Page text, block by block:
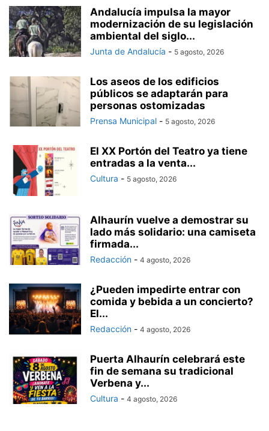
Andalucía impulsa la mayor
modernización de su legislación
ambiental del siglo...
Junta de Andalucía - 5 agosto, 2026
Los aseos de los edificios
públicos se adaptarán para
personas ostomizadas
Prensa Municipal - 5 agosto, 2026
El XX Portón del Teatro ya tiene
entradas a la venta...
Cultura - 5 agosto, 2026
Alhaurín vuelve a demostrar su
lado más solidario: una camiseta
firmada...
Redacción - 4 agosto, 2026
¿Pueden impedirte entrar con
comida y bebida a un concierto?
El...
Redacción - 4 agosto, 2026
Puerta Alhaurín celebrará este
fin de semana su tradicional
Verbena y...
Cultura - 4 agosto, 2026